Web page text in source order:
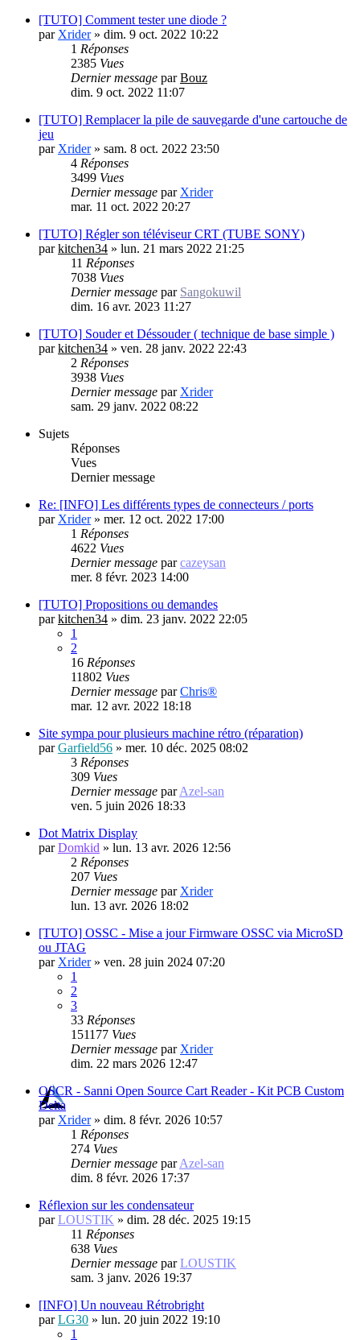
[TUTO] Comment tester une diode ?
par Xrider» dim. 9 oct. 2022 10:22
1 Réponses
2385 Vues
Dernier message parBouz
dim. 9 oct. 2022 11:07
[TUTO] Remplacer la pile de sauvegarde d'une cartouche de
jeu
par Xrider» sam. 8 oct. 2022 23:50
4 Réponses
3499 Vues
Dernier message par Xrider
mar. 11 oct. 2022 20:27
[TUTO] Régler son téléviseur CRT (TUBE SONY)
parkitchen34 » lun. 21 mars 2022 21:25
11 Réponses
7038 Vues
Dernier message par Sangokuwil
dim. 16 avr. 2023 11:27
[TUTO] Souder et Déssouder ( technique de base simple )
parkitchen34 » ven. 28 janv. 2022 22:43
2 Réponses
3938 Vues
Dernier message par Xrider
sam. 29 janv. 2022 08:22
Sujets
Réponses
Vues
Dernier message
Re: [INFO] Les différents types de connecteurs / ports
par Xrider» mer. 12 oct. 2022 17:00
1 Réponses
4622 Vues
Dernier message parcazeysan
mer. 8 févr. 2023 14:00
[TUTO] Propositions ou demandes
parkitchen34 » dim. 23 janv. 2022 22:05
1
2
16 Réponses
11802 Vues
Dernier message parChris®
mar. 12 avr. 2022 18:18
Site sympa pour plusieurs machine rétro (réparation)
parGarfield56 » mer. 10 déc. 2025 08:02
3 Réponses
309 Vues
Dernier message parAzel-san
ven. 5 juin 2026 18:33
Dot Matrix Display
parDomkid » lun. 13 avr. 2026 12:56
2 Réponses
207 Vues
Dernier message par Xrider
lun. 13 avr. 2026 18:02
[TUTO] OSSC - Mise a jour Firmware OSSC via MicroSD
ou JTAG
par Xrider» ven. 28 juin 2024 07:20
1
2
3
33 Réponses
151177 Vues
Dernier message par Xrider
dim. 22 mars 2026 12:47
OSCR - Sanni Open Source Cart Reader - Kit PCB Custom
Delta
par Xrider» dim. 8 févr. 2026 10:57
1 Réponses
274 Vues
Dernier message parAzel-san
dim. 8 févr. 2026 17:37
Réflexion sur les condensateur
parLOUSTIK » dim. 28 déc. 2025 19:15
11 Réponses
638 Vues
Dernier message parLOUSTIK
sam. 3 janv. 2026 19:37
[INFO] Un nouveau Rétrobright
parLG30 » lun. 20 juin 2022 19:10
1